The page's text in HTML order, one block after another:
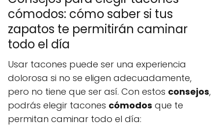
cómodos: cómo saber si tus
zapatos te permitirán caminar
todo el día
Usar tacones puede ser una experiencia
dolorosa si no se eligen adecuadamente,
pero no tiene que ser así. Con estos consejos,
podrás elegir tacones cómodos que te
permitan caminar todo el día: